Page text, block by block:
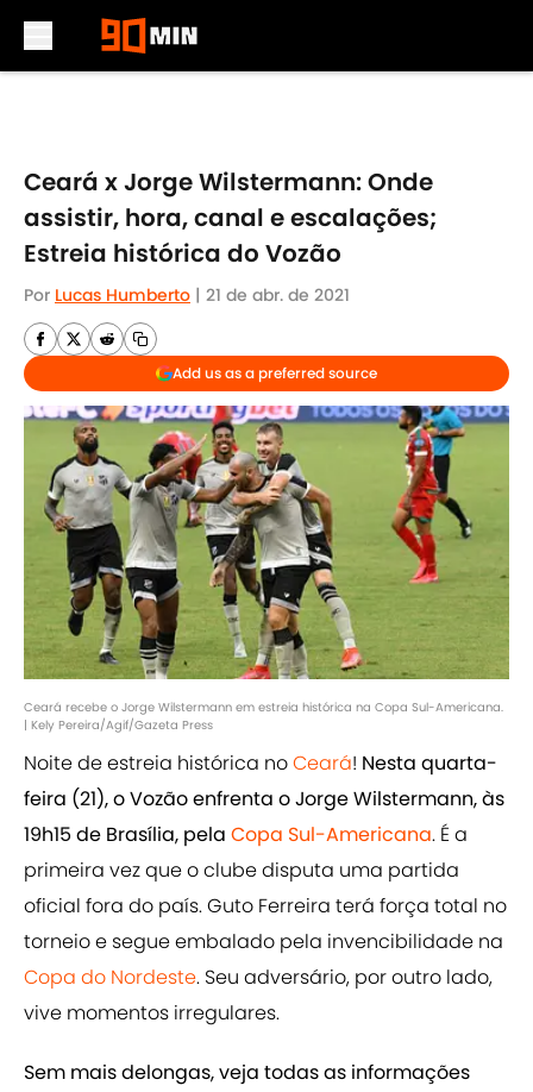
Ceará x Jorge Wilstermann: Onde
assistir, hora, canal e escalações;
Estreia histórica do Vozão
Por Lucas Humberto | 21 de abr. de 2021
Add us as a preferred source
Ceará recebe o Jorge Wilstermann em estreia histórica na Copa Sul-Americana.
| Kely Pereira/Agif/Gazeta Press
Noite de estreia histórica noCeará! Nesta quarta-
feira (21), o Vozão enfrenta o Jorge Wilstermann, às
19h15 de Brasília, pela Copa Sul-Americana. É a
primeira vez que o clube disputa uma partida
oficial fora do país. Guto Ferreira terá força total no
torneio e segue embalado pela invencibilidade na
Copa do Nordeste. Seu adversário, por outro lado,
vive momentos irregulares.
Sem mais delongas, veja todas as informações